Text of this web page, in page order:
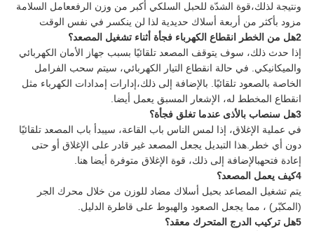
ونتيجة لذلك،قوة الشدّة للحبل السلكي أكبر من وزن الرفععامل السلامة
مزود بأكثر من أربعة أسلاك حديدية لذا لن ينكسر في نفس الوقت
2هل من الخطر انقطاع الكهرباء فجأة أثناء تشغيل المصعد؟
إذا حدث ذلك، سوف يتوقف المصعد تلقائيًا بسبب جهاز الأمان الكهربائي
والميكانيكي. في حالة انقطاع التيار الكهربائي، سيتم سحب الفرامل
الخاصة بالصعود تلقائيًا. بالإضافة إلى ذلك،إدارات إمدادات الكهرباء مثل
انقطاع المخطط له، الإشعار المسبق يعمل أيضا.
3هل سنصاب بالأذى عندما تغلق فجأة؟
في عملية الإغلاق، إذا لمس الناس باب القاعة، سيبدأ باب المصعد تلقائيًا
دون أي خطر.هذا التبديل يجعل المصعد غير قادر على الإغلاق أو حتى
إعادة فتحهبالإضافة إلى ذلك، قوة الإغلاق متوفرة أيضا هنا.
4كيف يعمل المصعد؟
يتم تشغيل المصاعد بحبل أسلاك مضاد للوزن من خلال محرك الجر
(المكبّر) ، مما يجعل الصعود والهبوط على قاطرة الدليل.
5هل تركيب الدرج المتحرك معقد؟